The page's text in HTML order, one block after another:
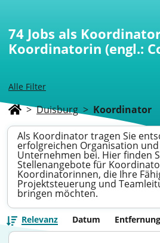
Alle Filter
74 Jobs als
Koordinatorin (engl.:
> Duisburg > Koordinator
Als Koordinator tragen Sie
erfolgreichen Organisation
Unternehmen bei. Hier finden
Stellenangebote für
Koordinatorinnen, die Ihre
Projektsteuerung und
bringen möchten.
Relevanz Datum Entfernung